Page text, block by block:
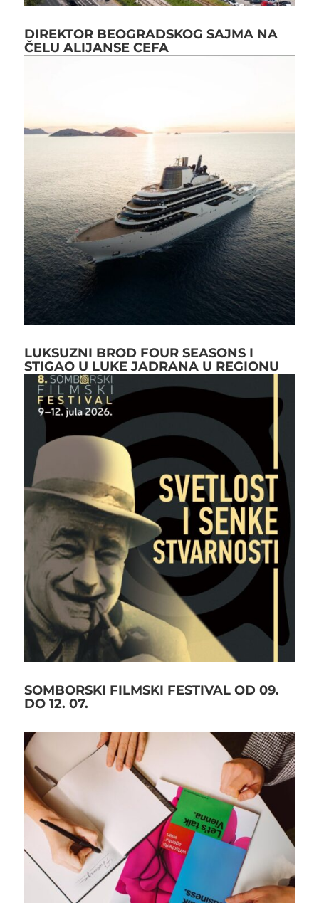
DIREKTOR BEOGRADSKOG SAJMA NA
ČELU ALIJANSE CEFA
LUKSUZNI BROD FOUR SEASONS I
STIGAO U LUKE JADRANA U REGIONU
SOMBORSKI FILMSKI FESTIVAL OD 09.
DO 12. 07.